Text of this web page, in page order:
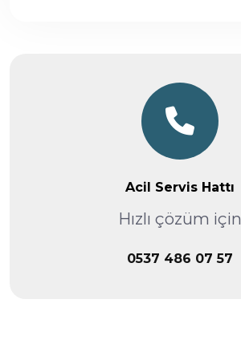
Acil Servis Hattı
Hızlı çözüm için
0537 486 07 57